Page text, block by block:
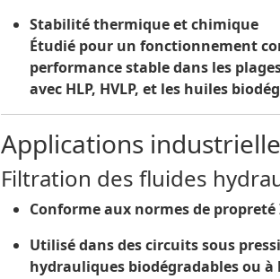
Stabilité thermique et chimique
Étudié pour un fonctionnement
performance stable dans les
avec HLP, HVLP, et les huiles
Applications
Filtration des fluides
Conforme aux normes de propreté
Utilisé dans des circuits sous
hydrauliques biodégradables ou à